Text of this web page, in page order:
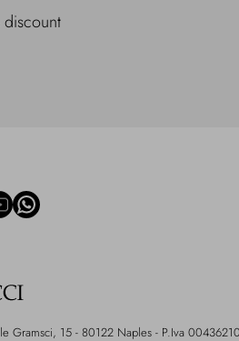
discount
Gramsci, 15 - 80122 Naples - P.Iva